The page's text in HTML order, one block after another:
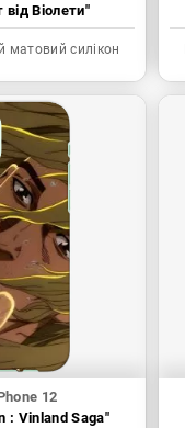
Віолети"
матовий силікон
12
: Vinland Saga"